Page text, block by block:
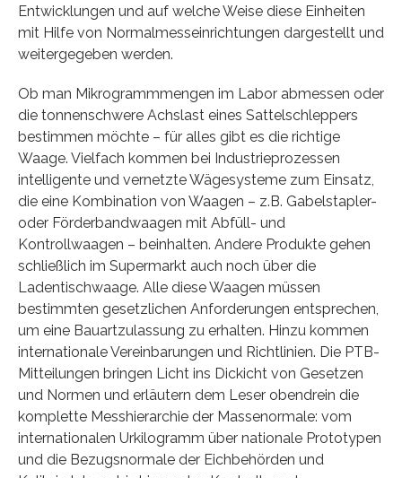
Entwicklungen und auf welche Weise diese Einheiten
mit Hilfe von Normalmesseinrichtungen dargestellt und
weitergegeben werden.
Ob man Mikrogrammmengen im Labor abmessen oder
die tonnenschwere Achslast eines Sattelschleppers
bestimmen möchte – für alles gibt es die richtige
Waage. Vielfach kommen bei Industrieprozessen
intelligente und vernetzte Wägesysteme zum Einsatz,
die eine Kombination von Waagen – z.B. Gabelstapler-
oder Förderbandwaagen mit Abfüll- und
Kontrollwaagen – beinhalten. Andere Produkte gehen
schließlich im Supermarkt auch noch über die
Ladentischwaage. Alle diese Waagen müssen
bestimmten gesetzlichen Anforderungen entsprechen,
um eine Bauartzulassung zu erhalten. Hinzu kommen
internationale Vereinbarungen und Richtlinien. Die PTB-
Mitteilungen bringen Licht ins Dickicht von Gesetzen
und Normen und erläutern dem Leser obendrein die
komplette Messhierarchie der Massenormale: vom
internationalen Urkilogramm über nationale Prototypen
und die Bezugsnormale der Eichbehörden und